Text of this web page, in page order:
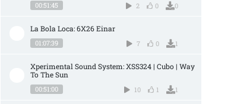
00:51:45 2 0 0
La Bola Loca: 6X26 Einar
01:07:39 7 0 1
Xperimental Sound System: XSS324 | Cubo | Way
To The Sun
00:51:00 10 1 1